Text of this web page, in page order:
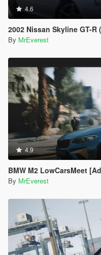
4.6
2002 Nissan Skyline GT-R
By MrEverest
4.9
BMW M2 LowCarsMeet
By MrEverest